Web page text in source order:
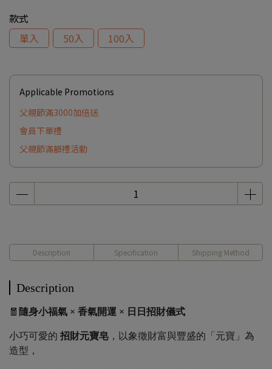
款式
單入
50入 100入
Applicable Promotions
父親節滿3000加倍送
會員下單禮
父親節滿額禮活動
Description Specification Shipping Method
Description
🧧 隨身小福氣 × 香氣開運 × 日日招財儀式
小巧可愛的 招財元寶皂 ，以象徵財富與豐盛的「元寶」為
造型，